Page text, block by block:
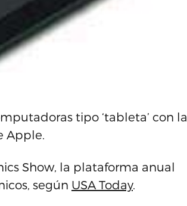
tipo ‘tableta’ con la
Apple.
Show, la plataforma anual
según USA Today.